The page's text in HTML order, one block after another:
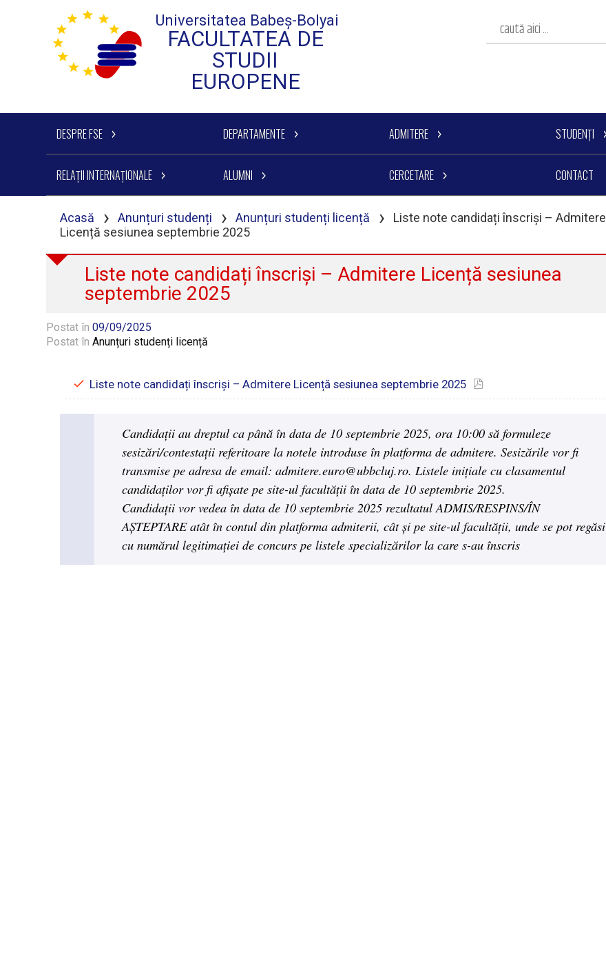
Universitatea Babeș-Bolyai
FACULTATEA DE
STUDII
EUROPENE
DESPRE FSE DEPARTAMENTE ADMITERE STUDENȚI
RELAȚII INTERNAȚIONALE ALUMNI CERCETARE CONTACT
Acasă › Anunțuri studenți › Anunțuri studenți licență ›
Liste note candidați înscriși – Admitere
Licență sesiunea septembrie 2025
Liste note candidați înscriși – Admitere Licență sesiunea
septembrie 2025
Postat în09/09/2025
Postat înAnunțuri studenți licență
Liste note candidați înscriși – Admitere Licență sesiunea septembrie 2025
Candidații au dreptul ca până în data de 10 septembrie 2025, ora 10:00 să formuleze
sesizări/contestații referitoare la notele introduse în platforma de admitere. Sesizările vor fi
transmise pe adresa de email: admitere.euro@ubbcluj.ro. Listele inițiale cu clasamentul
candidaților vor fi afișate pe site-ul facultății în data de 10 septembrie 2025.
Candidații vor vedea în data de 10 septembrie 2025 rezultatul ADMIS/RESPINS/ÎN
AȘTEPTARE atât în contul din platforma admiterii, cât și pe site-ul facultății, unde se pot regăsi
cu numărul legitimației de concurs pe listele specializărilor la care s-au înscris